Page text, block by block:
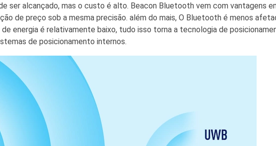
ser alcançado, mas o custo é alto. Beacon Bluetooth vem com vantagens
de preço sob a mesma precisão. além do mais, O Bluetooth é menos
energia é relativamente baixo, tudo isso torna a tecnologia de
de posicionamento internos.